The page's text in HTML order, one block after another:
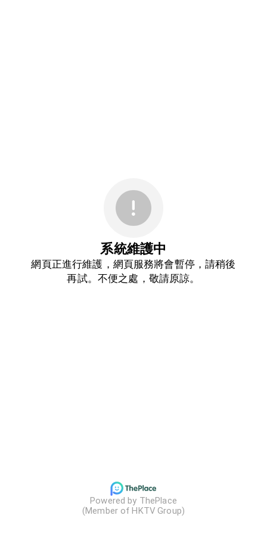
系統維護中
網頁正進行維護，網頁服務將會暫停，請稍後
再試。不便之處，敬請原諒。
Powered by ThePlace
(Member of HKTV Group)